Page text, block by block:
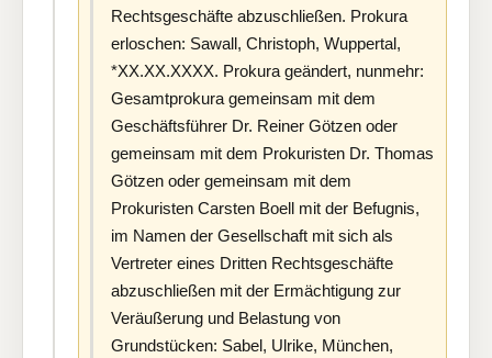
Rechtsgeschäfte abzuschließen. Prokura
erloschen: Sawall, Christoph, Wuppertal,
*XX.XX.XXXX. Prokura geändert, nunmehr:
Gesamtprokura gemeinsam mit dem
Geschäftsführer Dr. Reiner Götzen oder
gemeinsam mit dem Prokuristen Dr. Thomas
Götzen oder gemeinsam mit dem
Prokuristen Carsten Boell mit der Befugnis,
im Namen der Gesellschaft mit sich als
Vertreter eines Dritten Rechtsgeschäfte
abzuschließen mit der Ermächtigung zur
Veräußerung und Belastung von
Grundstücken: Sabel, Ulrike, München,